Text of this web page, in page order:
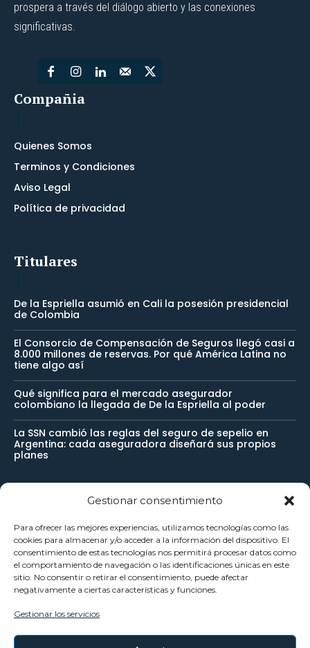
Gestionar consentimiento
Para ofrecer las mejores experiencias, utilizamos tecnologías como las
cookies para almacenar y/o acceder a la información del dispositivo. El
consentimiento de estas tecnologías nos permitirá procesar datos como
el comportamiento de navegación o las identificaciones únicas en este
sitio. No consentir o retirar el consentimiento, puede afectar
negativamente a ciertas características y funciones.
Gestionar los servicios
prospera a través del diálogo abierto y las conexiones
significativas.
Compañia
Quienes Somos
Terminos y Condiciones
Aviso Legal
Política de privacidad
Titulares
De la Espriella asumió en Cali la posesión presidencial
de Colombia
El Consorcio de Compensación de Seguros llegó casi a
8.000 millones de reservas. Por qué América Latina no
tiene algo así
Qué significa para el mercado asegurador
colombiano la llegada de De la Espriella al poder
La SSN cambió las reglas del seguro de sepelio en
Argentina: cada aseguradora diseñará sus propios
planes
Newsletter
Reciba noticias importantes directamente en su buzón de
entrada y manténgase conectado.